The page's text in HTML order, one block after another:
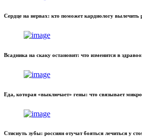
Сердце на нервах: кто поможет кардиологу вылечить
Всадника на скаку остановит: что изменится в
Еда, которая «выключает» гены: что связывает
Стиснуть зубы: россиян отучат бояться лечиться у